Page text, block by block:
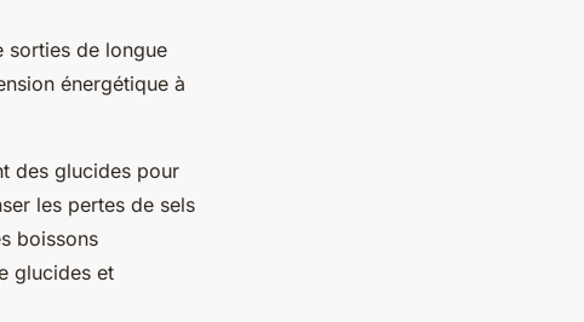
sorties de longue
énergétique à
des glucides pour
les pertes de sels
boissons
glucides et